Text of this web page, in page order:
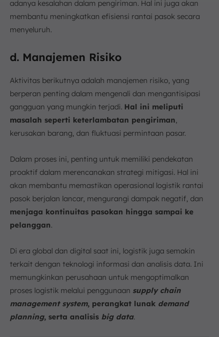
adanya kesalahan dalam pengiriman. Hal ini juga akan
membantu meningkatkan efisiensi rantai pasok secara
menyeluruh.
d. Manajemen Risiko
Aktivitas berikutnya adalah manajemen risiko, yang
berperan penting dalam mengenali dan mengantisipasi
gangguan yang mungkin terjadi. Hal ini meliputi
masalah seperti keterlambatan pengiriman
kerusakan barang, dan fluktuasi permintaan pasar.
Dalam proses ini, penting untuk memiliki pendekatan
proaktif dalam merencanakan strategi mitigasi. Hal ini
akan membantu memastikan operasional logistik rantai
pasok berjalan lancar, mengurangi dampak negatif, dan
menjaga kontinuitas pasokan hingga sampai ke
pelanggan.
Di era global dan digital saat ini, logistik juga semakin
terkait dengan teknologi informasi dan analisis data. Ini
memungkinkan perusahaan untuk mengoptimalkan
proses logistik melalui penggunaan supply chain
management system, perangkat lunak demand
planning, serta analisis big data.